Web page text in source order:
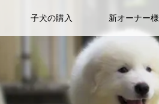
子犬の購入 新オーナー様